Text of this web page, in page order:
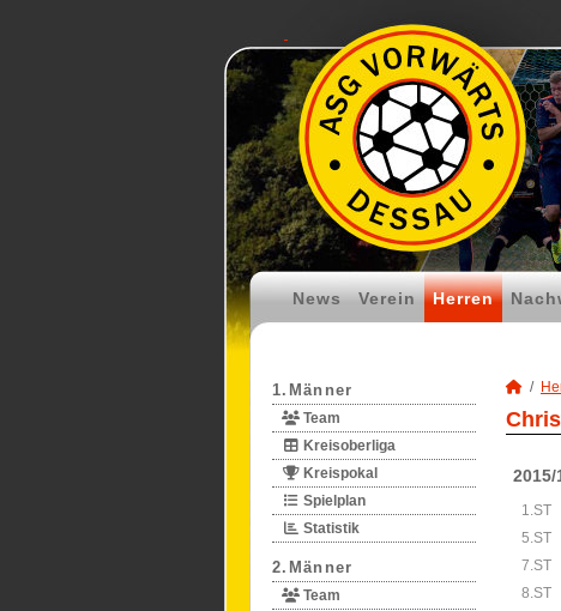
News Verein Herren
1.Männer
Team
Kreisoberliga
Kreispokal
Spielplan
Statistik
2.Männer
Team
2015/
1.ST
5.ST
7.ST
8.ST